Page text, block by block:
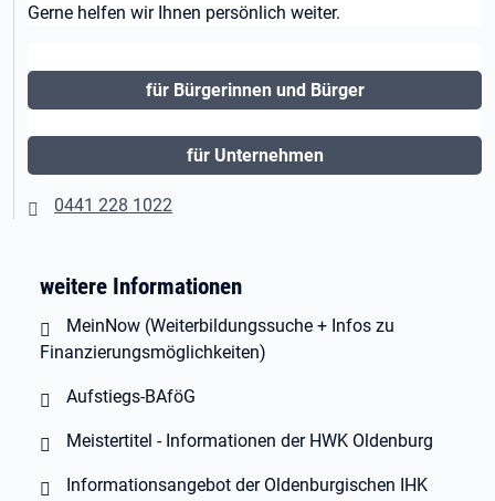
Gerne helfen wir Ihnen persönlich weiter.
für Bürgerinnen und Bürger
für Unternehmen
0441 228 1022
weitere Informationen
MeinNow (Weiterbildungssuche + Infos zu
Finanzierungsmöglichkeiten)
Aufstiegs-BAföG
Meistertitel - Informationen der HWK Oldenburg
Informationsangebot der Oldenburgischen IHK